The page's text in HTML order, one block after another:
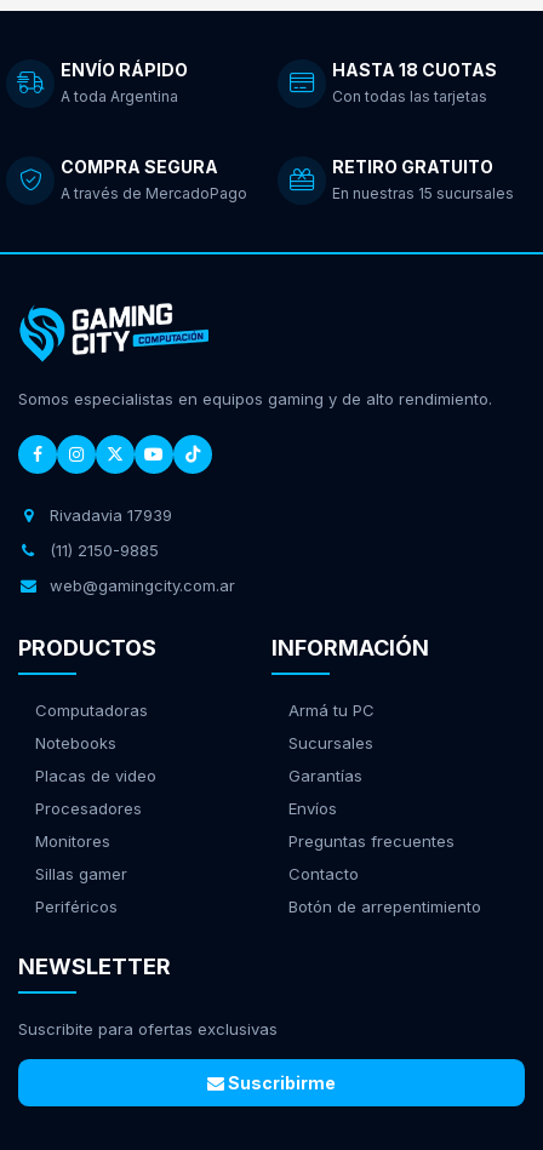
ENVÍO RÁPIDO
A toda Argentina
HASTA 18 CUOTAS
Con todas las tarjetas
COMPRA SEGURA
A través de MercadoPago
RETIRO GRATUITO
En nuestras 15 sucursales
Somos especialistas en equipos gaming y de alto rendimiento.
Rivadavia 17939
(11) 2150-9885
web@gamingcity.com.ar
PRODUCTOS
Computadoras
Notebooks
Placas de video
Procesadores
Monitores
Sillas gamer
Periféricos
INFORMACIÓN
Armá tu PC
Sucursales
Garantías
Envíos
Preguntas frecuentes
Contacto
Botón de arrepentimiento
NEWSLETTER
Suscribite para ofertas exclusivas
Suscribirme